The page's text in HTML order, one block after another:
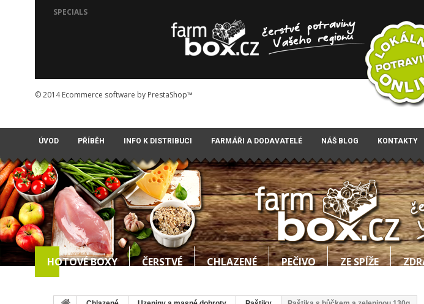
SPECIALS
© 2014Ecommerce software by PrestaShop™
ÚVOD PŘÍBĚH INFO K DISTRIBUCI FARMÁŘI A DODAVATELÉ NÁŠ BLOG KONTAKTY
HOTOVÉ BOXY ČERSTVÉ CHLAZENÉ PEČIVO ZE SPÍŽE